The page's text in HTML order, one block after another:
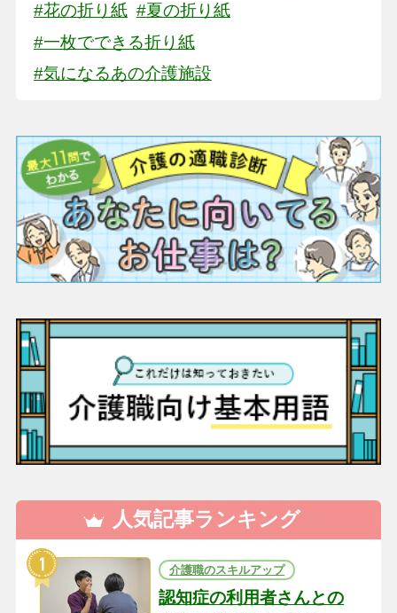
#花の折り紙 #夏の折り紙
#一枚でできる折り紙
#気になるあの介護施設
人気記事ランキング
介護職のスキルアップ
認知症の利用者さんとの